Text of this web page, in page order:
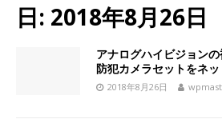
日: 2018年8月26日
アナログハイビジョン
防犯カメラセットをネ
2018年8月26日